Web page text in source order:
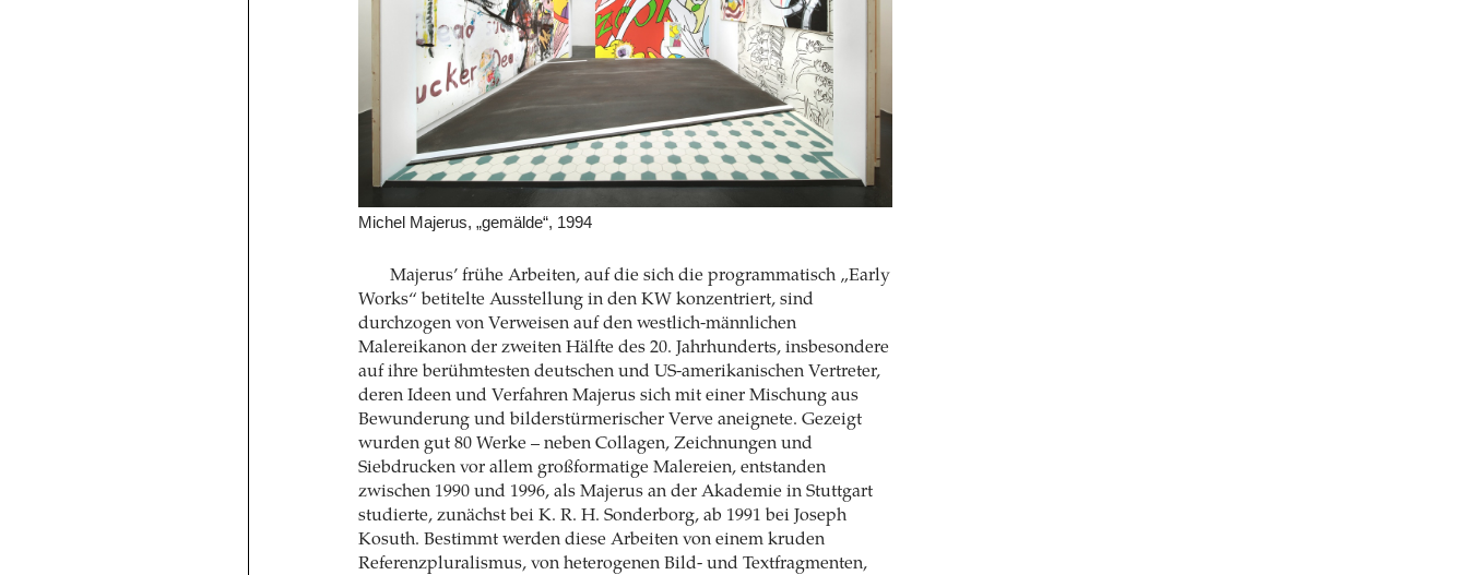
Michel Majerus, „gemälde“, 1994
Majerus’ frühe Arbeiten, auf die sich die programmatisch „Early
Works“ betitelte Ausstellung in den KW konzentriert, sind
durchzogen von Verweisen auf den westlich-männlichen
Malereikanon der zweiten Hälfte des 20. Jahrhunderts, insbesondere
auf ihre berühmtesten deutschen und US-amerikanischen Vertreter,
deren Ideen und Verfahren Majerus sich mit einer Mischung aus
Bewunderung und bilderstürmerischer Verve aneignete. Gezeigt
wurden gut 80 Werke – neben Collagen, Zeichnungen und
Siebdrucken vor allem großformatige Malereien, entstanden
zwischen 1990 und 1996, als Majerus an der Akademie in Stuttgart
studierte, zunächst bei K. R. H. Sonderborg, ab 1991 bei Joseph
Kosuth. Bestimmt werden diese Arbeiten von einem kruden
Referenzpluralismus, von heterogenen Bild- und Textfragmenten,